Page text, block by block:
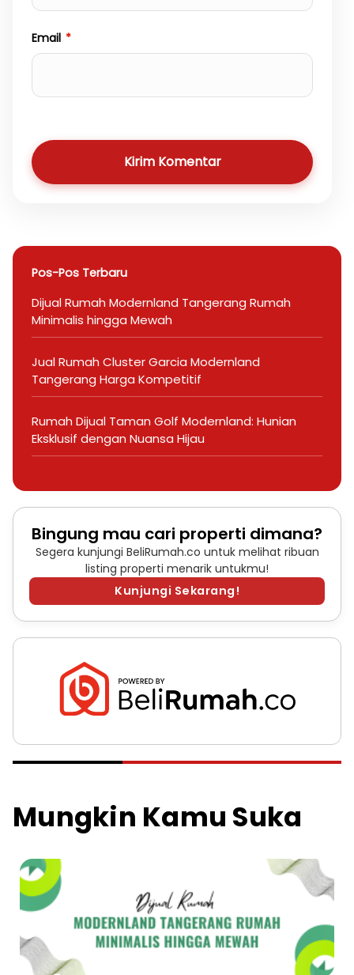
Email *
Kirim Komentar
Pos-Pos Terbaru
Dijual Rumah Modernland Tangerang Rumah
Minimalis hingga Mewah
Jual Rumah Cluster Garcia Modernland
Tangerang Harga Kompetitif
Rumah Dijual Taman Golf Modernland: Hunian
Eksklusif dengan Nuansa Hijau
Bingung mau cari properti dimana?
Segera kunjungi BeliRumah.co untuk melihat ribuan
listing properti menarik untukmu!
Kunjungi Sekarang!
Mungkin Kamu Suka